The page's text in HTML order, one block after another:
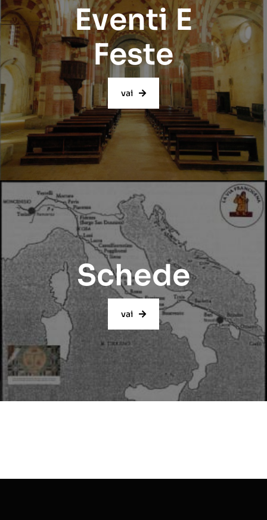
Eventi E
Feste
vai
Schede
vai